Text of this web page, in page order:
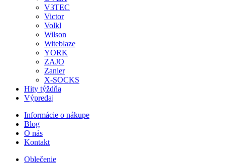
V3TEC
Victor
Volkl
Wilson
Witeblaze
YORK
ZAJO
Zanier
X-SOCKS
Hity týždňa
Výpredaj
Informácie o nákupe
Blog
O nás
Kontakt
Oblečenie